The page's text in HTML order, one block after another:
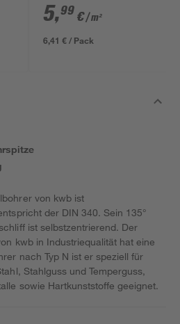
ungeschliffen 1690 x
634 x 12 mm
5,99 €/ m²
6,41 € / Pack
von kwb ist
der DIN 340. Sein 135°
ist selbstzentrierend. Der
kwb in Industriequalität hat eine
nach Typ N ist er speziell für
Stahlguss und Temperguss,
sowie Hartkunststoffe geeignet.